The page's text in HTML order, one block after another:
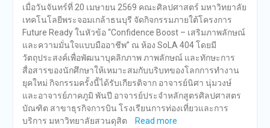
เมื่อวันจันทร์ที่ 20 เมษายน 2569 คณะศิลปศาสตร์ มหาวิทยาลัย
เทคโนโลยีพระจอมเกล้าธนบุรี จัดกิจกรรมภายใต้โครงการ
Future Ready ในหัวข้อ “Confidence Boost – เสริมภาพลักษณ์
และความมั่นใจแบบมืออาชีพ” ณ ห้อง SoLA 404 โดยมี
วัตถุประสงค์เพื่อพัฒนาบุคลิกภาพ ภาพลักษณ์ และทักษะการ
สื่อสารของนักศึกษาให้เหมาะสมกับบริบทของโลกการทำงาน
ยุคใหม่ กิจกรรมครั้งนี้ได้รับเกียรติจาก อาจารย์นิศา นุ่มวงษ์
และอาจารย์ภาคภูมิ พันปี อาจารย์ประจำหลักสูตรศิลปศาสตร
บัณฑิต สาขาธุรกิจการบิน โรงเรียนการท่องเที่ยวและการ
บริการ มหาวิทยาลัยสวนดุสิต
Read more